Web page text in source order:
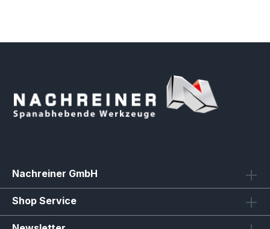
Nachreiner GmbH
Shop Service